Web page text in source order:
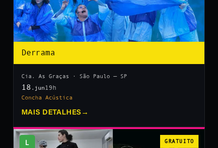
Derrama
Cia. As Graças · São Paulo — SP
18 .jun 19h
Concha Acústica
MAIS DETALHES →
L GRATUITO